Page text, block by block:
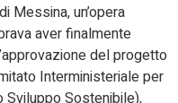
un’opera
aver finalmente
del progetto
Interministeriale per
Sviluppo Sostenibile),